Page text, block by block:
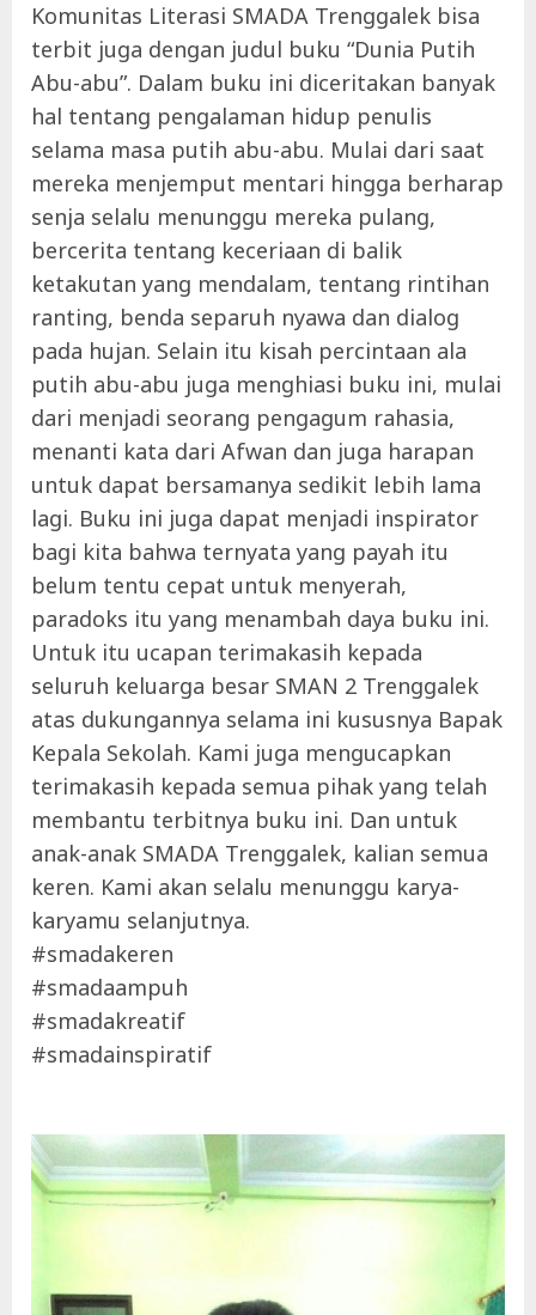
Komunitas Literasi SMADA Trenggalek bisa
terbit juga dengan judul buku “Dunia Putih
Abu-abu”. Dalam buku ini diceritakan banyak
hal tentang pengalaman hidup penulis
selama masa putih abu-abu. Mulai dari saat
mereka menjemput mentari hingga berharap
senja selalu menunggu mereka pulang,
bercerita tentang keceriaan di balik
ketakutan yang mendalam, tentang rintihan
ranting, benda separuh nyawa dan dialog
pada hujan. Selain itu kisah percintaan ala
putih abu-abu juga menghiasi buku ini, mulai
dari menjadi seorang pengagum rahasia,
menanti kata dari Afwan dan juga harapan
untuk dapat bersamanya sedikit lebih lama
lagi. Buku ini juga dapat menjadi inspirator
bagi kita bahwa ternyata yang payah itu
belum tentu cepat untuk menyerah,
paradoks itu yang menambah daya buku ini.
Untuk itu ucapan terimakasih kepada
seluruh keluarga besar SMAN 2 Trenggalek
atas dukungannya selama ini kususnya Bapak
Kepala Sekolah. Kami juga mengucapkan
terimakasih kepada semua pihak yang telah
membantu terbitnya buku ini. Dan untuk
anak-anak SMADA Trenggalek, kalian semua
keren. Kami akan selalu menunggu karya-
karyamu selanjutnya.
#smadakeren
#smadaampuh
#smadakreatif
#smadainspiratif